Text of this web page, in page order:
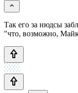
Так его за нюдсы
"что, возможно,